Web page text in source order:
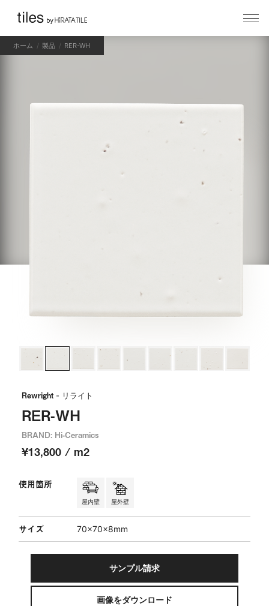
ホーム 製品 RER-WH
Rewright - リライト
RER-WH
BRAND: Hi-Ceramics
¥13,800 / m2
使用箇所
屋内壁 屋外壁
サイズ 70×70×8mm
サンプル請求
画像をダウンロード